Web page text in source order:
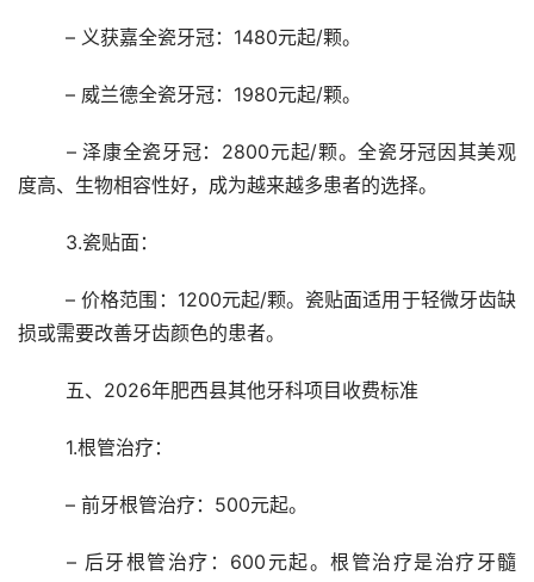
	– 义获嘉全瓷牙冠：1480元起/颗。
	– 威兰德全瓷牙冠：1980元起/颗。
度高、生物相容性好，成为越来越多患者的选择。
	3.瓷贴面：
	– 价格范围：1200元起/颗。瓷贴面适用于轻微牙齿缺
损或需要改善牙齿颜色的患者。
	五、2026年肥西县其他牙科项目收费标准
	1.根管治疗：
	– 前牙根管治疗：500元起。
	– 后牙根管治疗：600元起。根管治疗是治疗牙髓